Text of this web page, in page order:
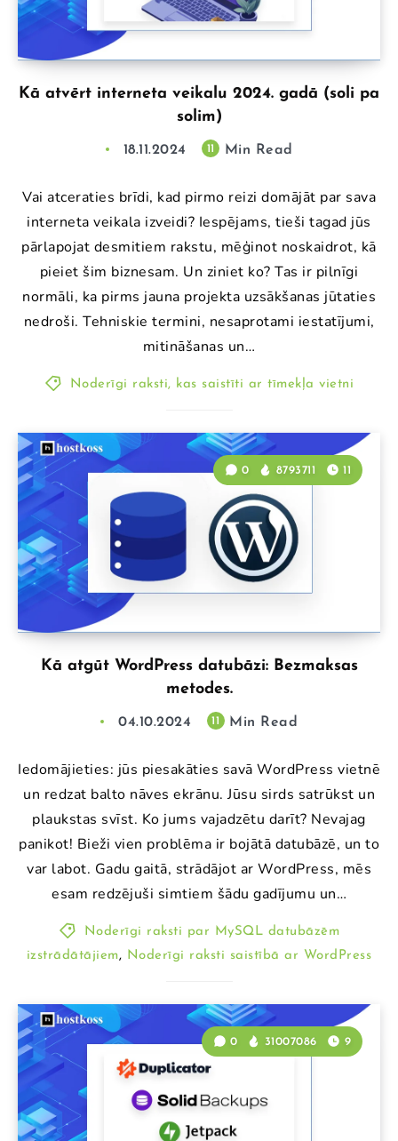
Kā atvērt interneta veikalu 2024. gadā (soli pa
solim)
18.11.2024 11 Min Read
Vai atceraties brīdi, kad pirmo reizi domājāt par sava
interneta veikala izveidi? Iespējams, tieši tagad jūs
pārlapojat desmitiem rakstu, mēģinot noskaidrot, kā
pieiet šim biznesam. Un ziniet ko? Tas ir pilnīgi
normāli, ka pirms jauna projekta uzsākšanas jūtaties
nedroši. Tehniskie termini, nesaprotami iestatījumi,
mitināšanas un…
Noderīgi raksti, kas saistīti ar tīmekļa vietni
Kā atgūt WordPress datubāzi: Bezmaksas
metodes.
0 8793711 11
04.10.2024 11 Min Read
Iedomājieties: jūs piesakāties savā WordPress vietnē
un redzat balto nāves ekrānu. Jūsu sirds satrūkst un
plaukstas svīst. Ko jums vajadzētu darīt? Nevajag
panikot! Bieži vien problēma ir bojātā datubāzē, un to
var labot. Gadu gaitā, strādājot ar WordPress, mēs
esam redzējuši simtiem šādu gadījumu un…
Noderīgi raksti par MySQL datubāzēm
izstrādātājiem, Noderīgi raksti saistībā ar WordPress
0 31007086 9